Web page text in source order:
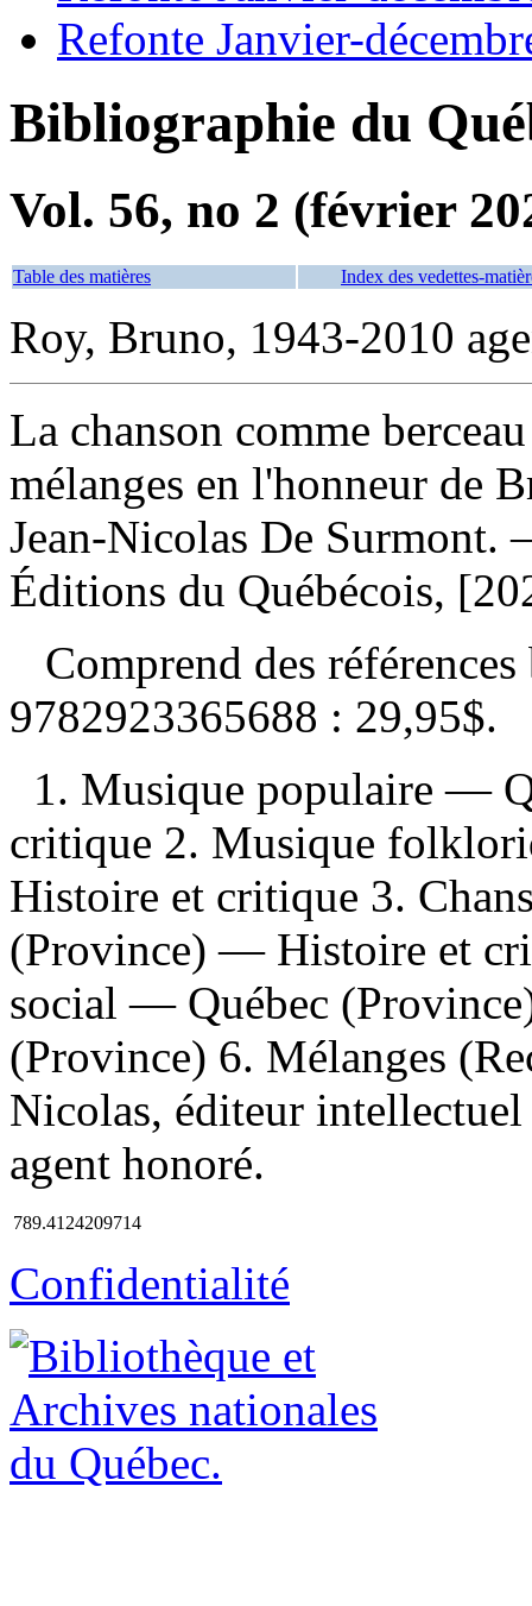
Refonte Janvier-
Bibliographie du
Vol. 56, no 2 (février
Table des matières Index des vedettes-
Roy, Bruno, 1943-2010
La chanson comme
mélanges en l'honneur de
Jean-Nicolas De
Éditions du Québécois,
Comprend des
9782923365688 : 29,95$.
1. Musique populaire —
critique 2. Musique
Histoire et critique 3.
(Province) — Histoire et
social — Québec
(Province) 6. Mélanges
Nicolas, éditeur
agent honoré.
789.4124209714
Confidentialité